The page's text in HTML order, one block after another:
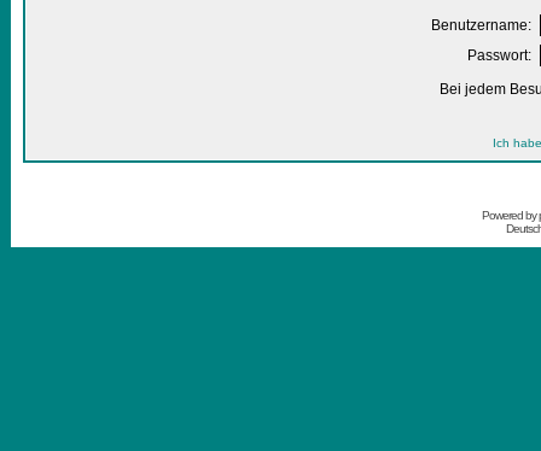
Benutzername:
Passwort:
Bei jedem
Ich
Powered by